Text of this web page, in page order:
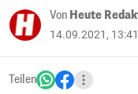
Von Heute
14.09.2021, 13:41
Teilen